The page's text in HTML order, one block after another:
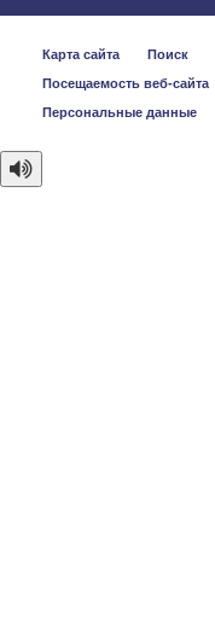
Карта сайта Поиск
Посещаемость веб-сайта
Персональные данные